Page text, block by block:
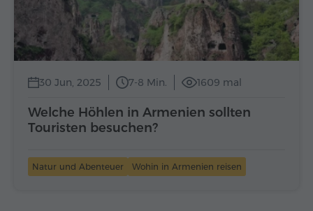
30 Jun, 2025 7-8 Min. 1609 mal
Welche Höhlen in Armenien sollten
Touristen besuchen?
Natur und Abenteuer Wohin in Armenien reisen